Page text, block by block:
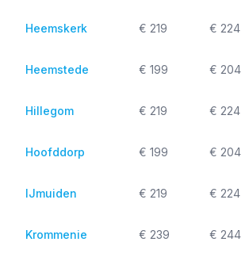
Heemskerk € 219 € 224
Heemstede € 199 € 204
Hillegom € 219 € 224
Hoofddorp € 199 € 204
IJmuiden € 219 € 224
Krommenie € 239 € 244